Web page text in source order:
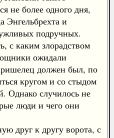
не более одного дня,
Энгельбрехта и
подручных.
с каким злорадством
ожидали
должен был, по
кругом и со стыдом
Однако случилось не
люди и чего они
друг к другу ворота, с